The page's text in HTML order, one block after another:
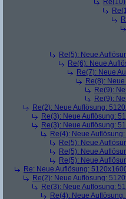
Re(5): Neue
Re(6): Neue
Re(7): Neue
Re(8):
Re(9):
Re(9):
Re(2): Neue Auflösung:
Re(3): Neue Auflösung:
Re(3): Neue Auflösung:
Re(4): Neue
Re(5): Neue
Re(5): Neue
Re(5): Neue
Re: Neue Auflösung:
Re(2): Neue Auflösung:
Re(3): Neue Auflösung:
Re(4): Neue